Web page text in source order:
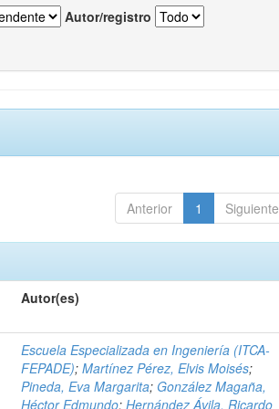
Autor/registro
Anterior 1 Siguiente
Autor(es)
Escuela Especializada en Ingeniería (ITCA-
FEPADE);Martínez Pérez, Elvis Moisés;
Pineda, Eva Margarita; González Magaña,
Héctor Edmundo;Hernández Ávila, Ricardo